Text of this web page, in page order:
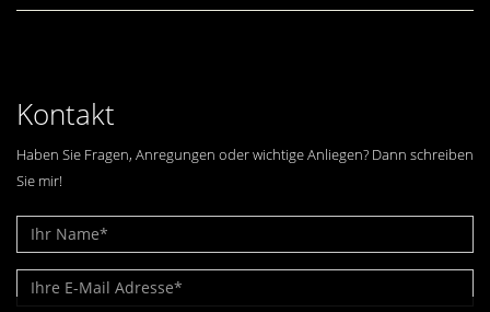
Kontakt
Haben Sie Fragen, Anregungen oder wichtige Anliegen? Dann schreiben
Sie mir!